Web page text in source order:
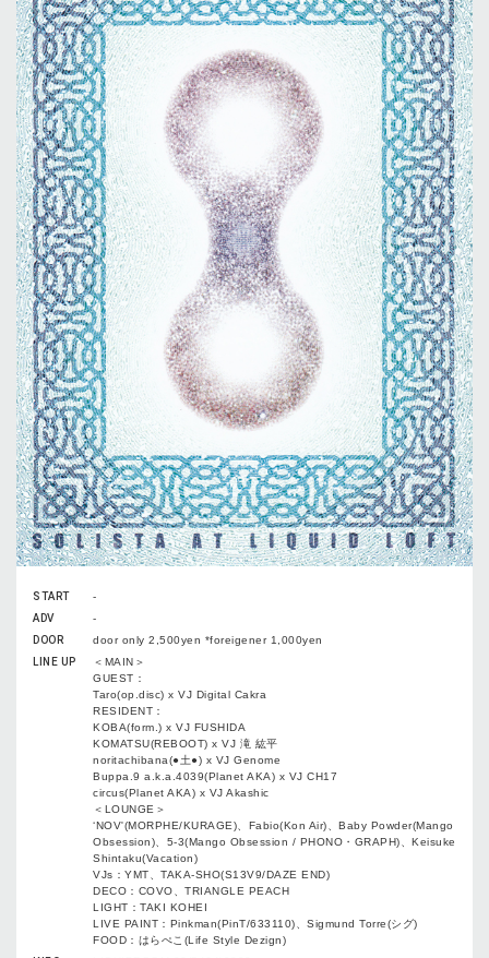
START
-
ADV
-
DOOR
door only 2,500yen *foreigener 1,000yen
LINE UP
＜MAIN＞
GUEST：
Taro(op.disc) x VJ Digital Cakra
RESIDENT：
KOBA(form.) x VJ FUSHIDA
KOMATSU(REBOOT) x VJ 滝 紘平
noritachibana(●土●) x VJ Genome
Buppa.9 a.k.a.4039(Planet AKA) x VJ CH17
circus(Planet AKA) x VJ Akashic
＜LOUNGE＞
‘NOV'(MORPHE/KURAGE)、Fabio(Kon Air)、Baby Powder(Mango
Obsession)、5-3(Mango Obsession / PHONO・GRAPH)、Keisuke
Shintaku(Vacation)
VJs：YMT、TAKA-SHO(S13V9/DAZE END)
DECO：COVO、TRIANGLE PEACH
LIGHT：TAKI KOHEI
LIVE PAINT：Pinkman(PinT/633110)、Sigmund Torre(シグ)
FOOD：はらぺこ(Life Style Dezign)